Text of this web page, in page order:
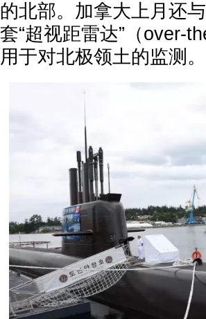
的北部。加拿大上月还
套“超视距雷达”（over-
用于对北极领土的监测。